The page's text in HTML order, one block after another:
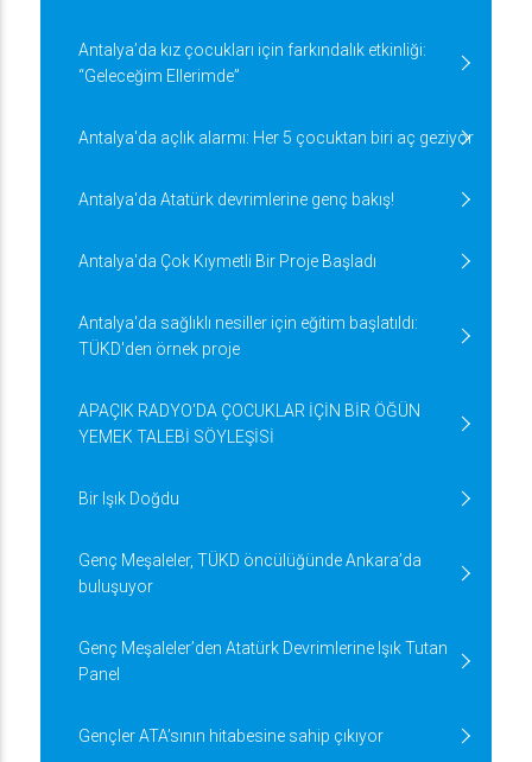
Antalya’da kız çocukları için farkındalık etkinliği:
“Geleceğim Ellerimde”
Antalya'da açlık alarmı: Her 5 çocuktan biri aç geziyor
Antalya'da Atatürk devrimlerine genç bakış!
Antalya'da Çok Kıymetli Bir Proje Başladı
Antalya'da sağlıklı nesiller için eğitim başlatıldı:
TÜKD'den örnek proje
APAÇIK RADYO'DA ÇOCUKLAR İÇİN BİR ÖĞÜN
YEMEK TALEBİ SÖYLEŞİSİ
Bir Işık Doğdu
Genç Meşaleler, TÜKD öncülüğünde Ankara’da
buluşuyor
Genç Meşaleler’den Atatürk Devrimlerine Işık Tutan
Panel
Gençler ATA’sının hitabesine sahip çıkıyor